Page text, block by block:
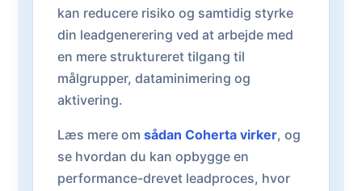
kan reducere risiko og samtidig styrke
din leadgenerering ved at arbejde med
en mere struktureret tilgang til
målgrupper, dataminimering og
aktivering.
Læs mere om sådan Coherta virker, og
se hvordan du kan opbygge en
performance-drevet leadproces, hvor